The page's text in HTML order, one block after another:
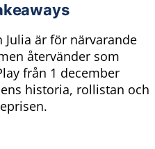
Julia är för närvarande
återvänder som
från 1 december
historia, rollistan och